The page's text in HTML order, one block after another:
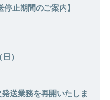
停止期間のご案内】
）
送業務を再開いたしま